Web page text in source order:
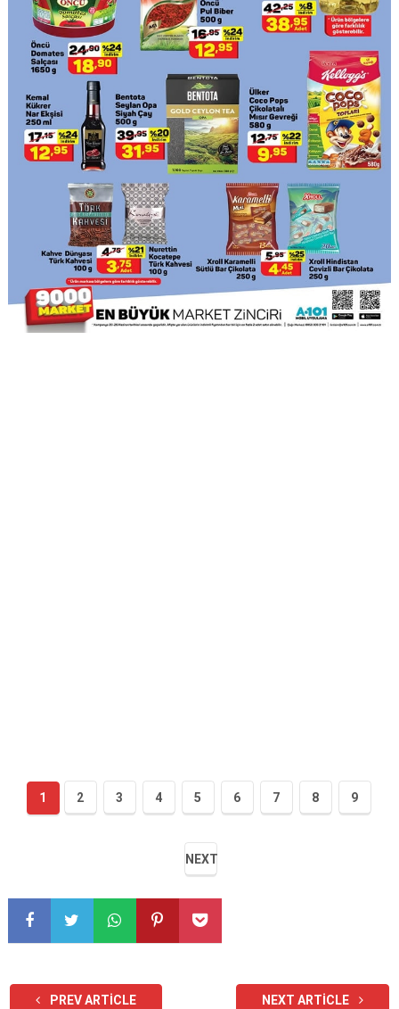
1 2 3 4 5 6 7 8 9
NEXT
PREV ARTICLE NEXT ARTICLE